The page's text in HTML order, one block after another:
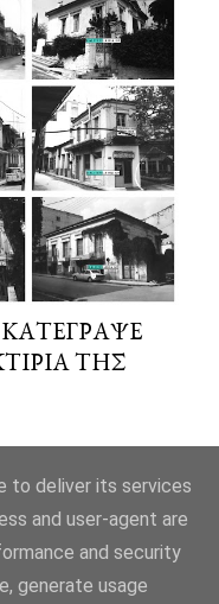
ΚΑΤΈΓΡΑΨΕ
ΤΗΣ
to deliver its services
and user-agent are
and security
generate usage